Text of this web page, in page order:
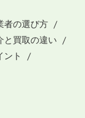
者の選び方
と買取の違い
ント